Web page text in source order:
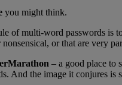
you might think.
of multi-word passwords is
nonsensical, or that are very
– a good place to
And the image it conjures is